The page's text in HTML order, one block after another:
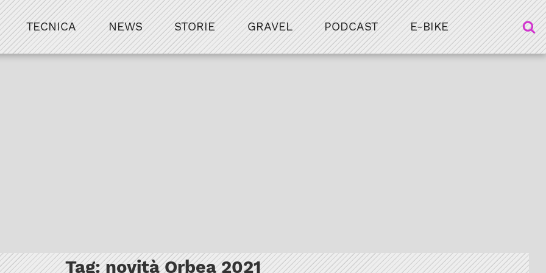
TECNICA NEWS STORIE GRAVEL PODCAST E-BIKE
Tag:novità Orbea 2021